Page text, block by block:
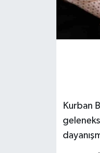
Kurban
HABERDE İNSAN